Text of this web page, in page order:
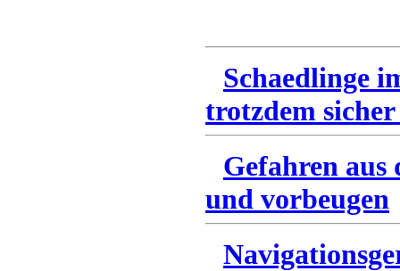
Schaedlinge
trotzdem
Gefahren
und vorbeugen